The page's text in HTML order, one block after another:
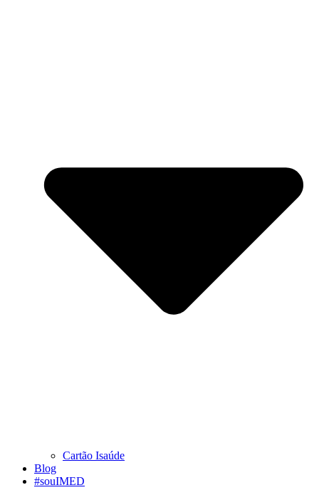
Cartão Isaúde
Blog
#souIMED